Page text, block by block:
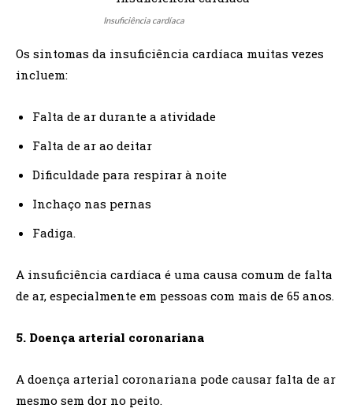
Insuficiência cardíaca
Os sintomas da insuficiência cardíaca muitas vezes
incluem:
Falta de ar durante a atividade
Falta de ar ao deitar
Dificuldade para respirar à noite
Inchaço nas pernas
Fadiga.
A insuficiência cardíaca é uma causa comum de falta
de ar, especialmente em pessoas com mais de 65 anos.
5. Doença arterial coronariana
A doença arterial coronariana pode causar falta de ar
mesmo sem dor no peito.